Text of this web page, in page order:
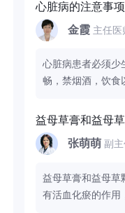
心脏病的注意事
金霞 主任医
心脏病患者必须少
畅，禁烟酒，饮食
活动，可以在空气
散步，家中要常备
丸或者，在突然发
去医院检查一下比
张萌萌 副
益母草膏和益母草
有活血化瘀的作用